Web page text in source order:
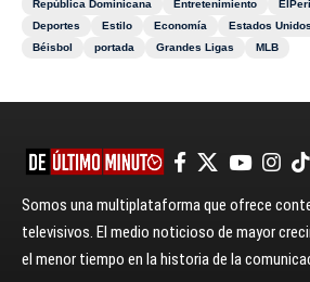
República Dominicana
Entretenimiento
Deportes
Estilo Economía Estados Unidos
Béisbol
portada Grandes Ligas MLB
Somos una multiplataforma que ofrece
televisivos. El medio noticioso de mayor
el menor tiempo en la historia de la